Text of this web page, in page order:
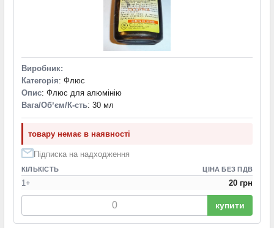
Виробник:
Категорія: Флюс
Опис: Флюс для алюмінію
Вага/Обʼєм/К-сть: 30 мл
товару немає в наявності
Підписка на надходження
КІЛЬКІСТЬ ЦІНА БЕЗ ПДВ
1+ 20 грн
купити